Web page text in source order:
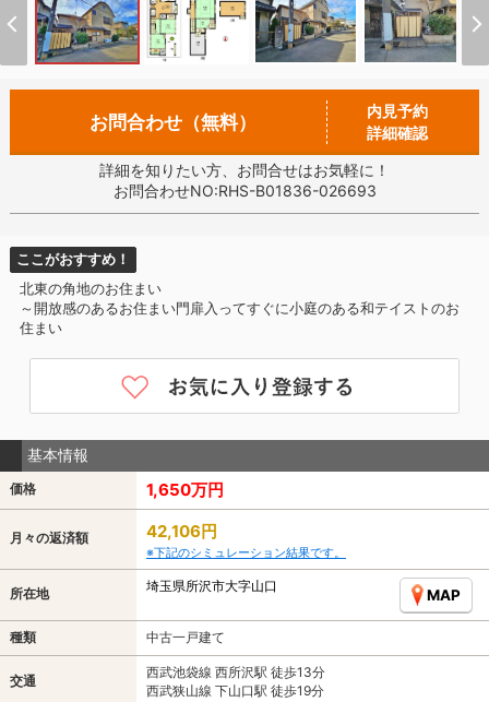
お問合わせ（無料）
内見予約
詳細確認
詳細を知りたい方、お問合せはお気軽に！
お問合わせNO:RHS-B01836-026693
ここがおすすめ！
北東の角地のお住まい
～開放感のあるお住まい門扉入ってすぐに小庭のある和テイストのお
住まい
基本情報
価格 1,650万円
月々の返済額 42,106円
※下記のシミュレーション結果です。
所在地 埼玉県所沢市大字山口
MAP
種類 中古一戸建て
交通
西武池袋線 西所沢駅 徒歩13分
西武狭山線 下山口駅 徒歩19分